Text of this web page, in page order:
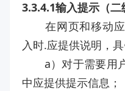
3.3.4.1输入提示（二
在网页和移动应
入时.应提供说明，具
a）对于需要用
中应提供提示信息；